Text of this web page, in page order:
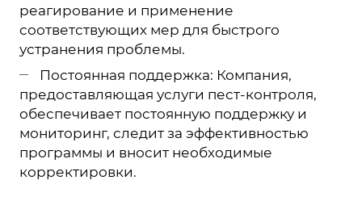
реагирование и применение
соответствующих мер для быстрого
устранения проблемы.
Постоянная поддержка: Компания,
предоставляющая услуги пест-контроля,
обеспечивает постоянную поддержку и
мониторинг, следит за эффективностью
программы и вносит необходимые
корректировки.